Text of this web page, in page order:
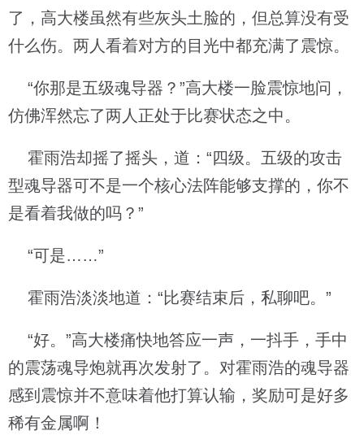
了，高大楼虽然有些灰头土脸的，但总算没有受
什么伤。两人看着对方的目光中都充满了震惊。
“你那是五级魂导器？”高大楼一脸震惊地问，
仿佛浑然忘了两人正处于比赛状态之中。
霍雨浩却摇了摇头，道：“四级。五级的攻击
型魂导器可不是一个核心法阵能够支撑的，你不
是看着我做的吗？”
“可是……”
霍雨浩淡淡地道：“比赛结束后，私聊吧。”
“好。”高大楼痛快地答应一声，一抖手，手中
的震荡魂导炮就再次发射了。对霍雨浩的魂导器
感到震惊并不意味着他打算认输，奖励可是好多
稀有金属啊！